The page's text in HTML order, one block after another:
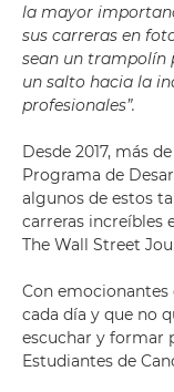
la mayor
sus carreras en
sean un trampolín
un salto hacia la
profesionales”.
Desde 2017, más
Programa de
algunos de estos
carreras increíbles
The Wall Street
Con
cada día y que no
escuchar y formar
Estudiantes de